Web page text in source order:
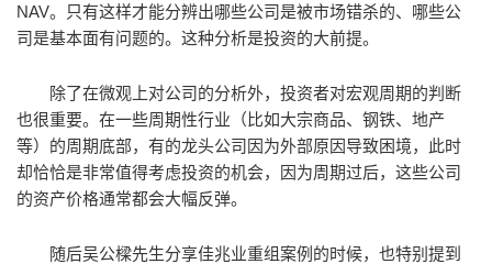
NAV。只有这样才能分辨出哪些公司是被市场错杀的、哪些公
司是基本面有问题的。这种分析是投资的大前提。
除了在微观上对公司的分析外，投资者对宏观周期的判断
也很重要。在一些周期性行业（比如大宗商品、钢铁、地产
等）的周期底部，有的龙头公司因为外部原因导致困境，此时
却恰恰是非常值得考虑投资的机会，因为周期过后，这些公司
的资产价格通常都会大幅反弹。
随后吴公樑先生分享佳兆业重组案例的时候，也特别提到